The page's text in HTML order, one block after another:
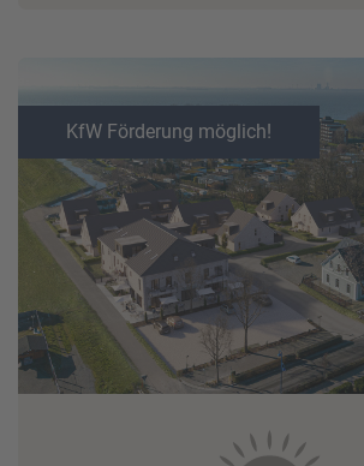
KfW Förderung möglich!